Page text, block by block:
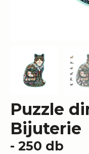
Puzzle
Bijuterie
- 250 db